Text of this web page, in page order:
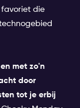
favoriet die
met zo'n
door
tot je erbij